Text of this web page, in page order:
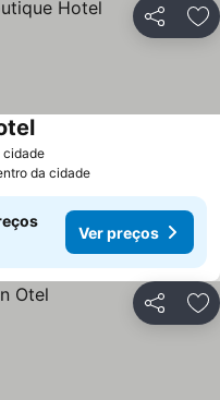
Partilhar
cidade
da cidade
Ver preços
Partilhar